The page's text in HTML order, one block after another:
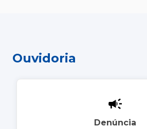
Ouvidoria
Denúncia